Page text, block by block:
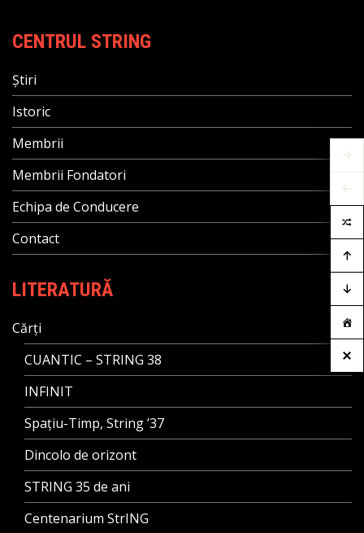
CENTRUL STRING
Știri
Istoric
Membrii
Membrii Fondatori
Echipa de Conducere
Contact
LITERATURĂ
Cărți
CUANTIC – STRING 38
INFINIT
Spațiu-Timp, String ’37
Dincolo de orizont
STRING 35 de ani
Centenarium StrING